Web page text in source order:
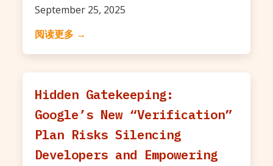
September 25, 2025
阅读更多 →
Hidden Gatekeeping:
Google’s New “Verification”
Plan Risks Silencing
Developers and Empowering